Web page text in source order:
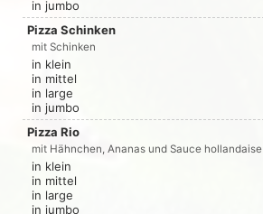
in jumbo
Pizza Schinken
mit Schinken
in klein
in mittel
in large
in jumbo
Pizza Rio
mit Hähnchen, Ananas und Sauce hollandaise
in klein
in mittel
in large
in jumbo